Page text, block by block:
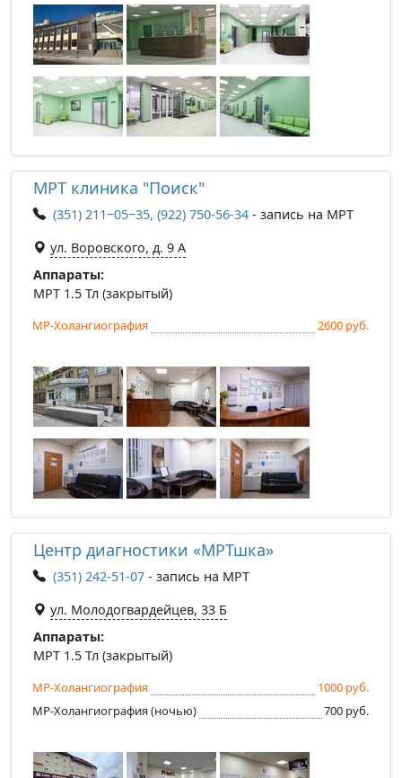
МРТ клиника "Поиск"
(351) 211‒05‒35, (922) 750-56-34 - запись на МРТ
ул. Воровского, д. 9 А
Аппараты:
МРТ 1.5 Тл (закрытый)
МР-Холангиография 2600 руб.
Центр диагностики «МРТшка»
(351) 242-51-07 - запись на МРТ
ул. Молодогвардейцев, 33 Б
Аппараты:
МРТ 1.5 Тл (закрытый)
МР-Холангиография
1000 руб.
МР-Холангиография (ночью)
700 руб.